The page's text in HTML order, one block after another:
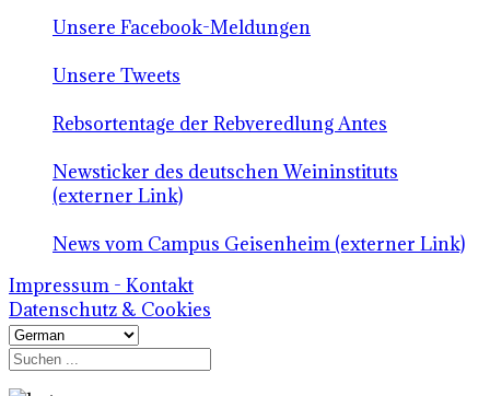
Unsere Facebook-Meldungen
Unsere Tweets
Rebsortentage der Rebveredlung Antes
Newsticker des deutschen Weininstituts
(externer Link)
News vom Campus Geisenheim (externer Link)
Impressum - Kontakt
Datenschutz & Cookies